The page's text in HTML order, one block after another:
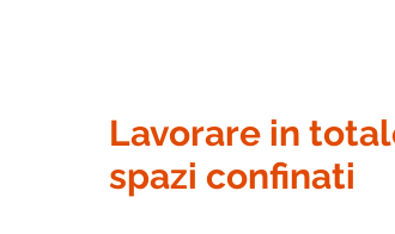
Lavorare in
spazi confinati